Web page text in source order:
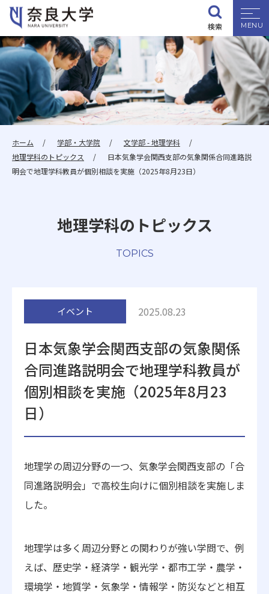
検索
大学紹介
学部・大学院
学生生活
受験生の方へ 在学生の方へ
卒業生の方へ 一般・企業の方
地歴甲子園 法人本部
ホーム 学部・大学院
文学部 - 地理学科
地理学科のトピックス
日本気象学会関西支部の気象関係合同進路説
明会で地理学科教員が個別相談を実施（2025年8月23日）
地理学科のトピックス
TOPICS
イベント 2025.08.23
日本気象学会関西支部の気象関係
合同進路説明会で地理学科教員が
個別相談を実施（2025年8月23
日）
地理学の周辺分野の一つ、気象学会関西支部の「合
同進路説明会」で高校生向けに個別相談を実施しま
した。
地理学は多く周辺分野との関わりが強い学問で、例
えば、歴史学・経済学・観光学・都市工学・農学・
環境学・地質学・気象学・情報学・防災などと相互